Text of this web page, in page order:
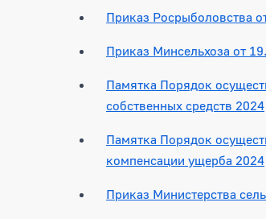
Приказ Росрыболовства
Приказ Минсельхоза от
Памятка Порядок
собственных средств 2024
Памятка Порядок
компенсации ущерба 2024
Приказ Министерства